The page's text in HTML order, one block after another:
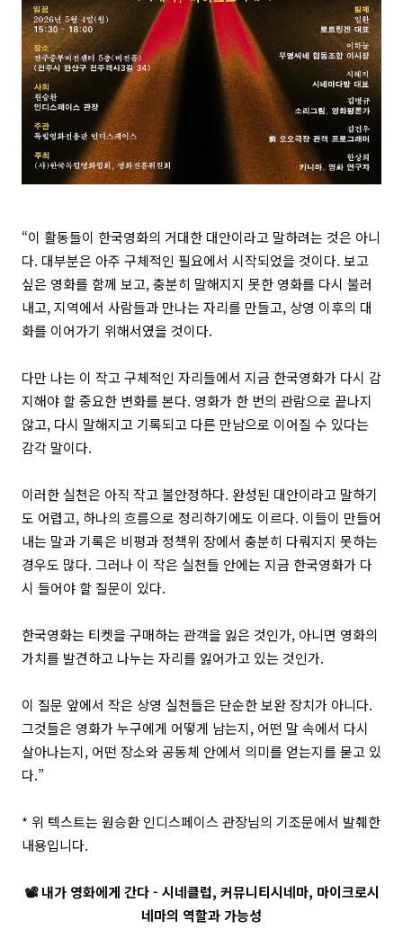
“이 활동들이 한국영화의 거대한 대안이라고 말하려는 것은 아니
다. 대부분은 아주 구체적인 필요에서 시작되었을 것이다. 보고
싶은 영화를 함께 보고, 충분히 말해지지 못한 영화를 다시 불러
내고, 지역에서 사람들과 만나는 자리를 만들고, 상영 이후의 대
화를 이어가기 위해서였을 것이다.
다만 나는 이 작고 구체적인 자리들에서 지금 한국영화가 다시 감
지해야 할 중요한 변화를 본다. 영화가 한 번의 관람으로 끝나지
않고, 다시 말해지고 기록되고 다른 만남으로 이어질 수 있다는
감각 말이다.
이러한 실천은 아직 작고 불안정하다. 완성된 대안이라고 말하기
도 어렵고, 하나의 흐름으로 정리하기에도 이르다. 이들이 만들어
내는 말과 기록은 비평과 정책위 장에서 충분히 다뤄지지 못하는
경우도 많다. 그러나 이 작은 실천들 안에는 지금 한국영화가 다
시 들어야 할 질문이 있다.
한국영화는 티켓을 구매하는 관객을 잃은 것인가, 아니면 영화의
가치를 발견하고 나누는 자리를 잃어가고 있는 것인가.
이 질문 앞에서 작은 상영 실천들은 단순한 보완 장치가 아니다.
그것들은 영화가 누구에게 어떻게 남는지, 어떤 말 속에서 다시
살아나는지, 어떤 장소와 공동체 안에서 의미를 얻는지를 묻고 있
다.”
* 위 텍스트는 원승환 인디스페이스 관장님의 기조문에서 발췌한
내용입니다.
📽️ 내가 영화에게 간다 - 시네클럽, 커뮤니티시네마, 마이크로시
네마의 역할과 가능성